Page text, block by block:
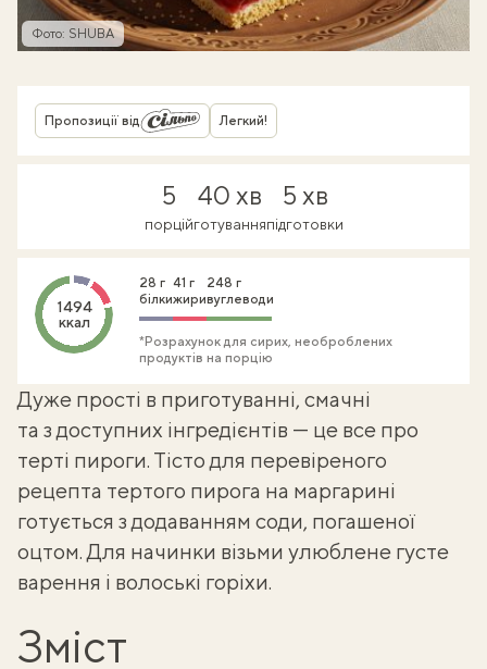
Фото: SHUBA
Пропозиції від Легкий!
5
порцій
40 хв
готування
5 хв
підготовки
1494
ккал
28 г
білки
41 г
жири
248 г
вуглеводи
*Розрахунок для сирих, необроблених
продуктів на порцію
Дуже прості в приготуванні, смачні
та з доступних інгредієнтів — це все про
терті пироги. Тісто для перевіреного
рецепта тертого пирога на маргарині
готується з додаванням соди, погашеної
оцтом. Для начинки візьми улюблене густе
варення і волоські горіхи.
Зміст